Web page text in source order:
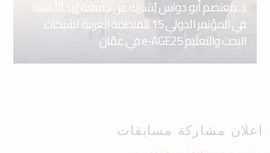
د. معتصم أبو دواس يُشارك عن جامعة إربد الأهلية
في المؤتمر الدولي 15 للمنظمة العربية لشبكات
البحث والتعليم e-AGE25 في عمّان
اعلان مشاركة مسابقات